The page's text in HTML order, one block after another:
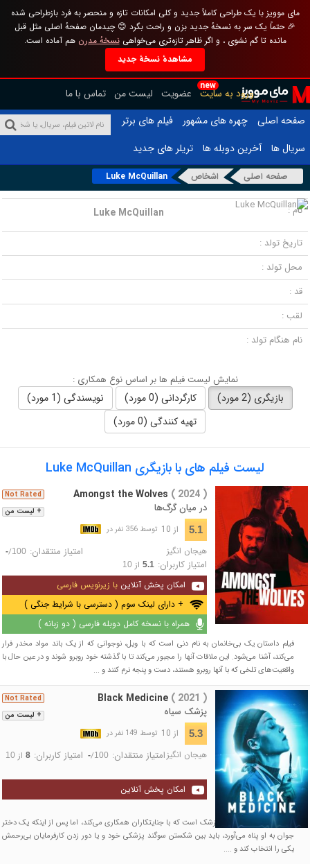
مای موویز با یک طراحی کاملاً جدید و کلی امکانات تازه و منحصر به فرد بازطراحی شده
🎉 حتماً یک سر به نسخهٔ جدید بزن و راحت بگرد 😊 چیدمان صفحهٔ اصلی مثل قبل
مانده تا گم نشوی ، و اگر ظاهر تازه‌تری می‌خواهینسخهٔ مدرن هم آماده است.
مشاهدهٔ نسخهٔ جدید
new
ورود به سایت عضویت لیست من تماس با ما
صفحه اصلی
چهره های مشهور
فیلم های برتر
سریال ها
آخرین دوبله ها تریلر های جدید
صفحه اصلی اشخاص Luke McQuillan
نام : Luke McQuillan
تاریخ تولد :
محل تولد :
قد :
لقب :
نام هنگام تولد :
نمایش لیست فیلم ها بر اساس نوع همکاری :
بازیگری (2 مورد) کارگردانی (0 مورد)
نویسندگی (1 مورد)
تهیه کنندگی (0 مورد)
لیست فیلم های با بازیگری Luke McQuillan
+ لیست من
Not Rated Amongst the Wolves ( 2024 )
در میان گرگ‌ها
5.1 از 10 توسط 356 نفر در
هیجان انگیز امتیاز منتقدان: -/100
امتیاز کاربران: 5.1از 10
امکان پخش آنلاین با زیرنویس فارسی
+ دارای لینک سوم ( دسترسی با شرایط جنگی )
همراه با نسخه کامل دوبله فارسی ( دو زبانه )
فیلم داستان یک بی‌خانمان به نام دنی است که با ویل، نوجوانی که از یک باند مواد مخدر فرار
می‌کند، آشنا می‌شود. این ملاقات آنها را مجبور می‌کند تا با گذشته خود روبرو شوند و در عین حال با
واقعیت‌های تلخی که با آنها روبرو هستند، دست و پنجه نرم کنند و ...
+ لیست من
Not Rated Black Medicine ( 2021 )
پزشک سیاه
5.3 از 10 توسط 149 نفر در
هیجان انگیز امتیاز منتقدان: -/100 امتیاز کاربران: 8از 10
امکان پخش آنلاین
داستان فیلم در مورد یک پزشک است که با جنایتکاران همکاری می‌کند، اما پس از اینکه یک دختر
جوان به او پناه می‌آورد، باید بین شکستن سوگند پزشکی خود و یا دور زدن کارفرمایان بی‌رحمش
یکی را انتخاب کند و ....